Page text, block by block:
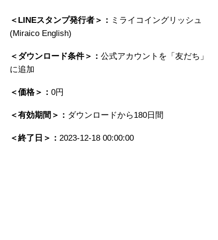
＜LINEスタンプ発行者＞： ミライコイングリッシュ
(Miraico English)
＜ダウンロード条件＞： 公式アカウントを「友だち」
に追加
＜価格＞： 0円
＜有効期間＞： ダウンロードから180日間
＜終了日＞： 2023-12-18 00:00:00